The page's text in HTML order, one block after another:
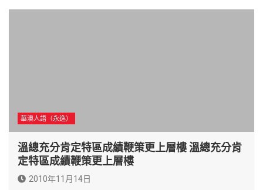
華澳人語（永逸）
溫總充分肯定特區成績鞭策更上層樓 溫總充分肯
定特區成績鞭策更上層樓
2010年11月14日